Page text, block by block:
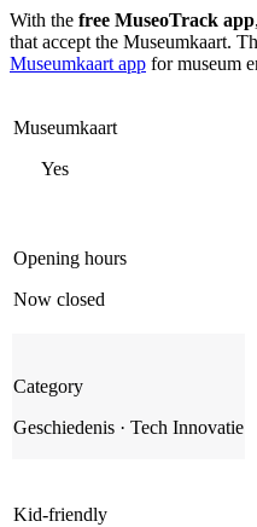
With the free MuseoTrack app
that accept the Museumkaart.
Museumkaart app for museum
Museumkaart
Yes
Opening hours
Now closed
Category
Geschiedenis · Tech Innovatie
Kid-friendly